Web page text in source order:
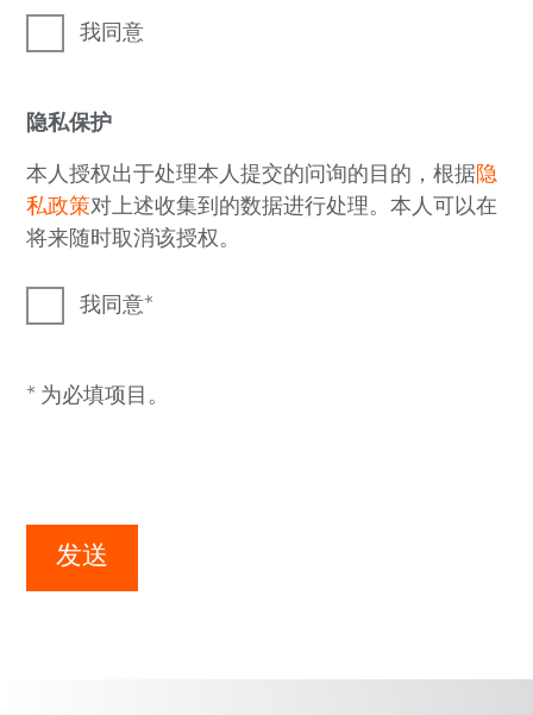
我同意
隐私保护
本人授权出于处理本人提交的问询的目的，根据隐
私政策对上述收集到的数据进行处理。本人可以在
将来随时取消该授权。
我同意
* 为必填项目。
发送